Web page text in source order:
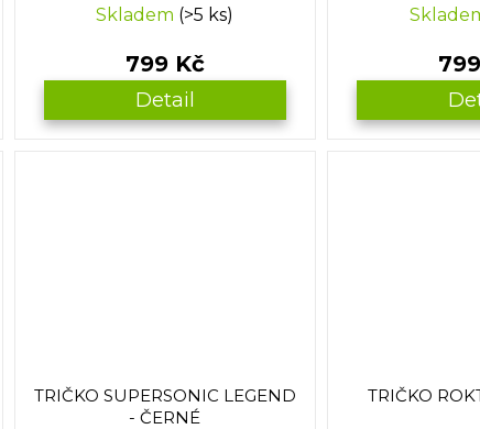
Skladem (>5 ks)
799 Kč
Detail
TRIČKO SUPERSONIC LEGEND
- ČERNÉ
TRIČKO